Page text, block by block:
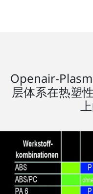
Openair-
层体系在热塑